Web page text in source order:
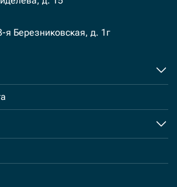
я Березниковская, д. 1г